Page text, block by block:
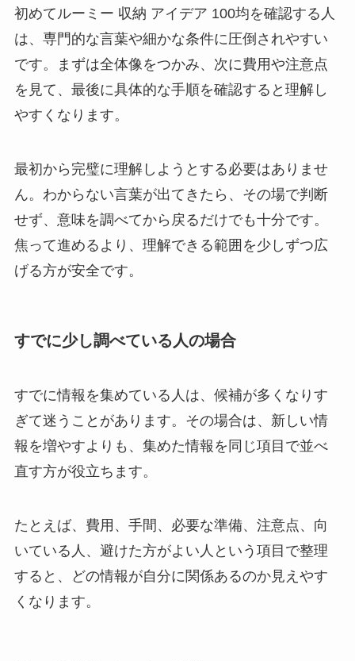
初めてルーミー 収納 アイデア 100均を確認する人
は、専門的な言葉や細かな条件に圧倒されやすい
です。まずは全体像をつかみ、次に費用や注意点
を見て、最後に具体的な手順を確認すると理解し
やすくなります。
最初から完璧に理解しようとする必要はありませ
ん。わからない言葉が出てきたら、その場で判断
せず、意味を調べてから戻るだけでも十分です。
焦って進めるより、理解できる範囲を少しずつ広
げる方が安全です。
すでに少し調べている人の場合
すでに情報を集めている人は、候補が多くなりす
ぎて迷うことがあります。その場合は、新しい情
報を増やすよりも、集めた情報を同じ項目で並べ
直す方が役立ちます。
たとえば、費用、手間、必要な準備、注意点、向
いている人、避けた方がよい人という項目で整理
すると、どの情報が自分に関係あるのか見えやす
くなります。